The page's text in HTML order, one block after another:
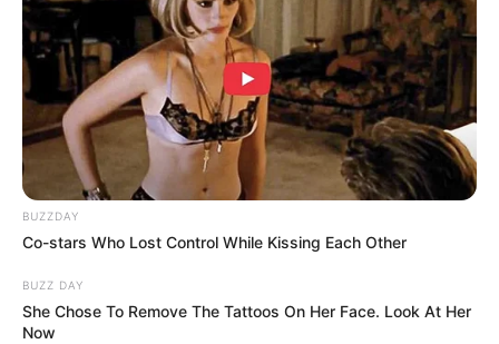
BUZZDAY
Co-stars Who Lost Control While Kissing Each Other
BUZZ DAY
She Chose To Remove The Tattoos On Her Face. Look At Her
Now